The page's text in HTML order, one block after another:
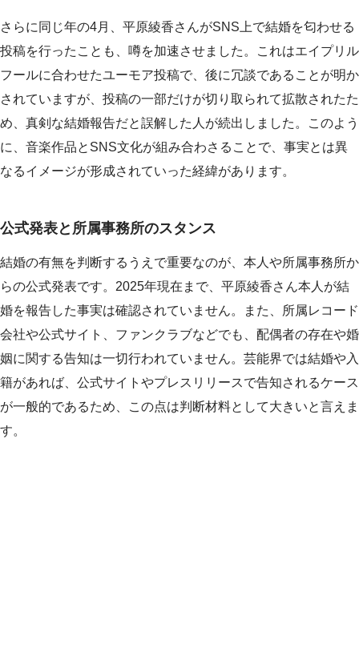
さらに同じ年の4月、平原綾香さんがSNS上で結婚を匂わせる
投稿を行ったことも、噂を加速させました。これはエイプリル
フールに合わせたユーモア投稿で、後に冗談であることが明か
されていますが、投稿の一部だけが切り取られて拡散されたた
め、真剣な結婚報告だと誤解した人が続出しました。このよう
に、音楽作品とSNS文化が組み合わさることで、事実とは異
なるイメージが形成されていった経緯があります。
公式発表と所属事務所のスタンス
結婚の有無を判断するうえで重要なのが、本人や所属事務所か
らの公式発表です。2025年現在まで、平原綾香さん本人が結
婚を報告した事実は確認されていません。また、所属レコード
会社や公式サイト、ファンクラブなどでも、配偶者の存在や婚
姻に関する告知は一切行われていません。芸能界では結婚や入
籍があれば、公式サイトやプレスリリースで告知されるケース
が一般的であるため、この点は判断材料として大きいと言えま
す。